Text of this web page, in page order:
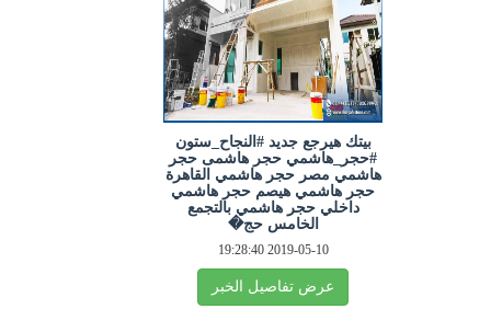
بيتك هيرجع جديد #النجاح_ستون
#حجر_هاشمي حجر هاشمى حجر
هاشمي مصر حجر هاشمي القاهرة
حجر هاشمي هيصم حجر هاشمي
داخلي حجر هاشمي بالتجمع
الخامس حج�
2019-05-10 19:28:40
عرض تفاصيل الخبر